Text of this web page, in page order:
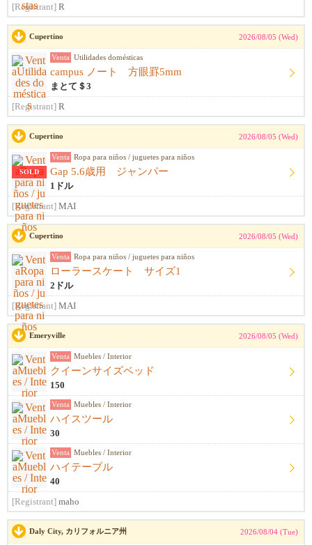
[Registrant] R
Cupertino 2026/08/05 (Wed)
Venta Utilidades domésticas
campus ノート 方眼罫5mm
まとて＄3
[Registrant] R
Cupertino 2026/08/05 (Wed)
SOLD
Venta Ropa para niños / juguetes para niños
Gap 5.6歳用 ジャンパー
1ドル
[Registrant] MAI
Cupertino 2026/08/05 (Wed)
Venta Ropa para niños / juguetes para niños
ローラースケート サイズ1
2ドル
[Registrant] MAI
Emeryville 2026/08/05 (Wed)
Venta Muebles / Interior
クイーンサイズベッド
150
Venta Muebles / Interior
ハイスツール
30
Venta Muebles / Interior
ハイテーブル
40
[Registrant] maho
Daly City, カリフォルニア州 2026/08/04 (Tue)